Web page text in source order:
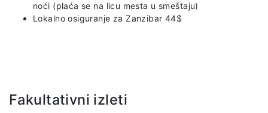
noći (plaća se na licu mesta u smeštaju)
Lokalno osiguranje za Zanzibar 44$
Fakultativni izleti